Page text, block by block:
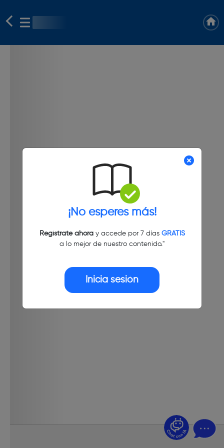
¡No esperes más!
Regístrate ahoray accede por 7 días GRATIS
a lo mejor de nuestro contenido."
Inicia sesión